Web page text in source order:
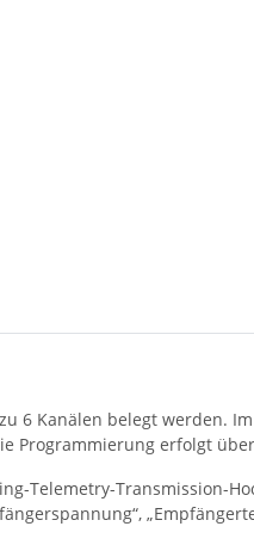
6 Kanälen belegt werden.
Programmierung erfolgt
Telemetry-